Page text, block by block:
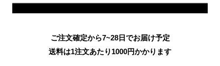
ご注文確定から7~28日でお届け予定
送料は1注文あたり 1000円かかります